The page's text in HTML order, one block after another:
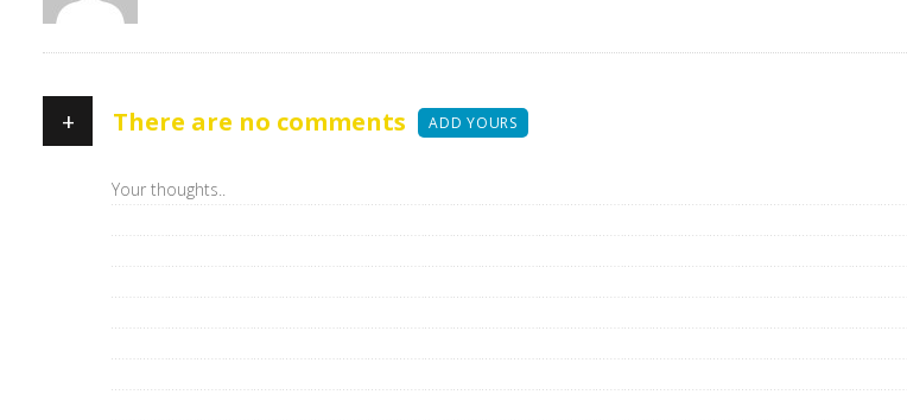
+ There are no comments ADD YOURS